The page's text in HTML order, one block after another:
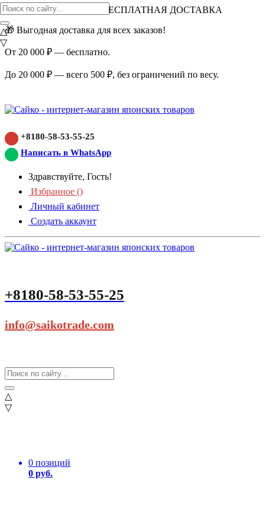
ВНИМАНИЕ АКЦИЯ!
БЕСПЛАТНАЯ ДОСТАВКА
🎁 Выгодная доставка для всех заказов!
От 20 000 ₽ — бесплатно.
До 20 000 ₽ — всего 500 ₽, без ограничений по весу.
+8180-58-53-55-25
Написать в WhatsApp
Здравствуйте, Гость!
Избранное ()
Личный кабинет
Создать аккаунт
+8180-58-53-55-25
info@saikotrade.com
△
▽
0 позиций
0 руб.
△
▽